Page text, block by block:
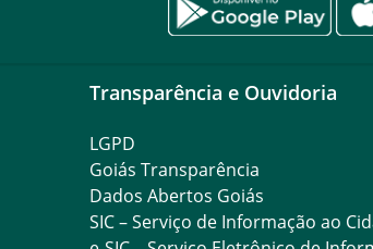
Transparência e Ouvidoria
LGPD
Goiás Transparência
Dados Abertos Goiás
SIC – Serviço de Informação ao